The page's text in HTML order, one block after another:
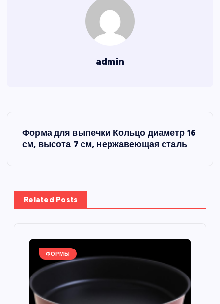
admin
и
Форма для выпечки Кольцо диаметр 16
см, высота 7 см, нержавеющая сталь
Related Posts
ФОРМЫ